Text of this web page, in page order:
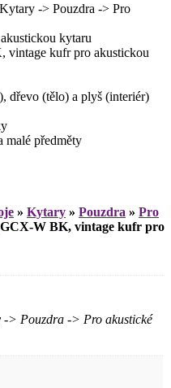
-> Pouzdra -> Pro
kytaru
vintage kufr pro akustickou
dřevo (tělo) a plyš (interiér)
malé předměty
» Kytary » Pouzdra » Pro
GCX-W BK, vintage kufr pro
> Pouzdra -> Pro akustické